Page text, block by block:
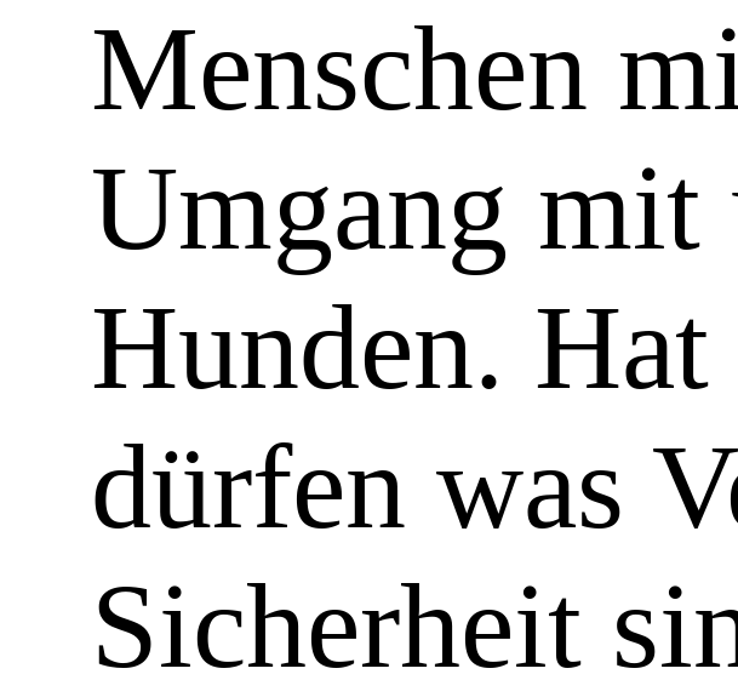
Menschen
Umgang mit
Hunden.
dürfen was
Sicherheit